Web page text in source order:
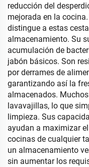
reducción del
mejorada en la
distingue a estas
almacenamiento. Su
acumulación de
jabón básicos. Son
por derrames de
garantizando así la
almacenados.
lavavajillas, lo que
limpieza. Sus
ayudan a maximizar
cocinas de cualquier
un almacenamiento
sin aumentar los